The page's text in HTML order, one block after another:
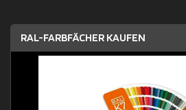
RAL-FARBFÄCHER KAUFEN